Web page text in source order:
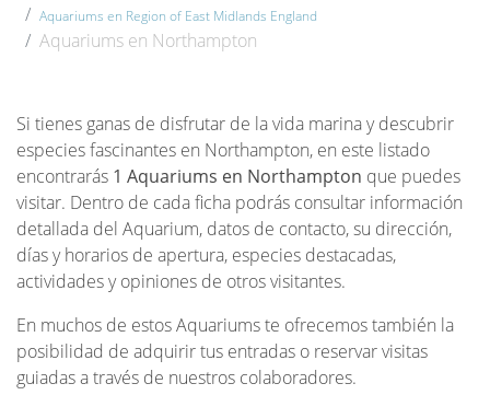
Aquariums en Region of East Midlands England
Aquariums en Northampton
Si tienes ganas de disfrutar de la vida marina y descubrir
especies fascinantes en Northampton, en este listado
encontrarás 1 Aquariums en Northampton que puedes
visitar. Dentro de cada ficha podrás consultar información
detallada del Aquarium, datos de contacto, su dirección,
días y horarios de apertura, especies destacadas,
actividades y opiniones de otros visitantes.
En muchos de estos Aquariums te ofrecemos también la
posibilidad de adquirir tus entradas o reservar visitas
guiadas a través de nuestros colaboradores.